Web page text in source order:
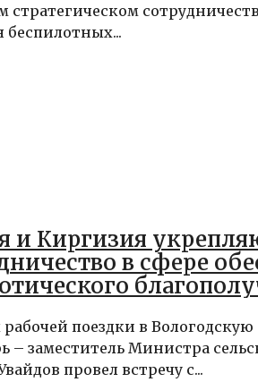
стратегическом
беспилотных...
и Киргизия
в сфере
поездки в Вологодскую
– заместитель Министра
провел встречу с...